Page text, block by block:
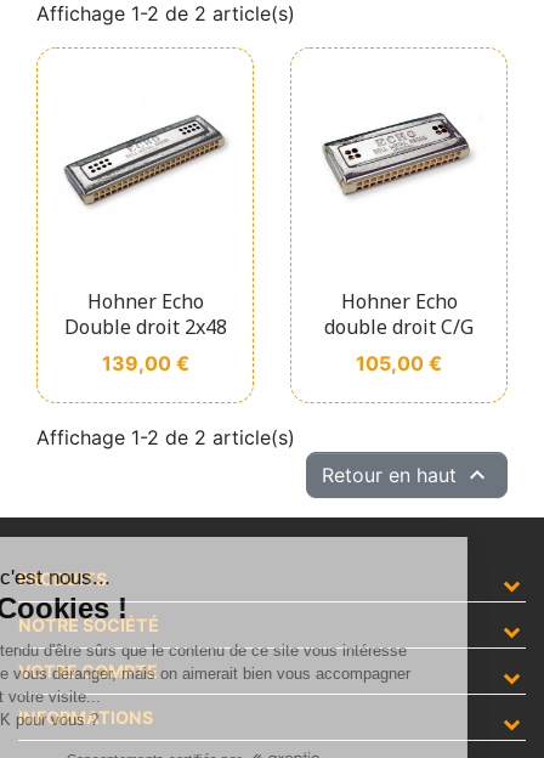
Affichage 1-2 de 2 article(s)
Hohner Echo
Double droit 2x48
Prix
139,00 €
Hohner Echo
double droit C/G
Prix
105,00 €
Affichage 1-2 de 2 article(s)
Retour en haut 
PRODUITS
NOTRE SOCIÉTÉ
VOTRE COMPTE
INFORMATIONS
c'est nous...
Cookies !
a attendu d'être sûrs que le contenu de ce site vous intéresse
de vous déranger, mais on aimerait bien vous accompagner
votre visite...
OK pour vous ?